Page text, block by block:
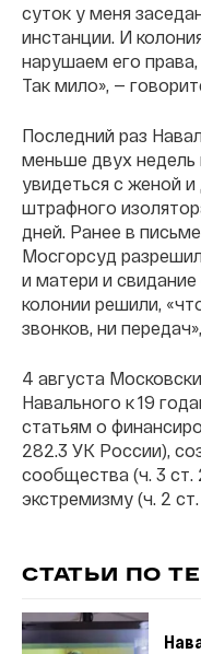
суток у меня
инстанции. И
нарушаем его
Так мило», —
Последний раз
меньше двух недель
увидеться с женой
штрафного
дней. Ранее в
Мосгорсуд
и матери и
колонии решили,
звонков, ни
4 августа
Навального к 19
статьям о
282.3 УК России),
сообщества (ч. 3 ст.
экстремизму (ч. 2
СТАТЬИ ПО